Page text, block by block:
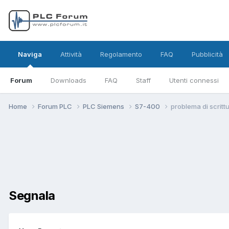
Naviga
Forum Downloads FAQ Staff Utenti connessi
Attività Regolamento FAQ Pubblicità
Home Forum PLC PLC Siemens S7-400 problema di
Segnala